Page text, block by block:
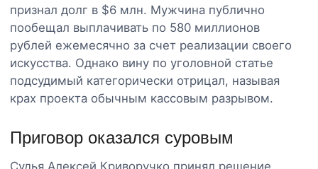
признал долг в $6 млн. Мужчина публично
пообещал выплачивать по 580 миллионов
рублей ежемесячно за счет реализации своего
искусства. Однако вину по уголовной статье
подсудимый категорически отрицал, называя
крах проекта обычным кассовым разрывом.
Приговор оказался суровым
Судья Алексей Криворучко принял решение